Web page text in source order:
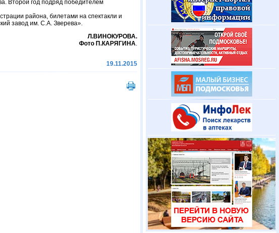
Второй год подряд победителем
района, билетами на спектакли и
завод им. С.А. Зверева».
Л.ВИНОКУРОВА.
Фото П.КАРЯГИНА.
19.11.2015